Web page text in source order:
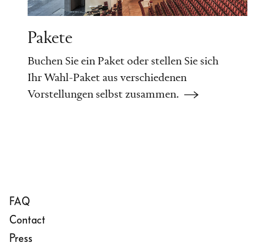
Pakete
Buchen Sie ein Paket oder stellen Sie sich
Ihr Wahl-Paket aus verschiedenen
Vorstellungen selbst zusammen.
FAQ
Contact
Press